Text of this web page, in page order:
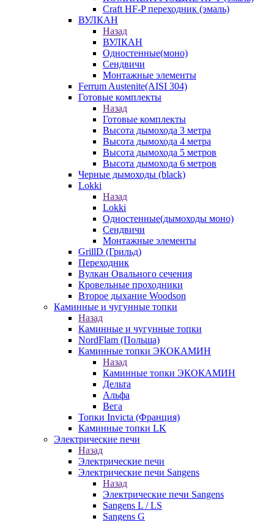
Craft HF-P переходник (эмаль)
ВУЛКАН
Назад
ВУЛКАН
Одностенные(моно)
Сендвичи
Монтажные элементы
Ferrum Austenite(AISI 304)
Готовые комплекты
Назад
Готовые комплекты
Высота дымохода 3 метра
Высота дымохода 4 метра
Высота дымохода 5 метров
Высота дымохода 6 метров
Черные дымоходы (black)
Lokki
Назад
Lokki
Одностенные(дымоходы моно)
Сендвичи
Монтажные элементы
GrillD (Грильд)
Переходник
Вулкан Овального сечения
Кровельные проходники
Второе дыхание Woodson
Каминные и чугунные топки
Назад
Каминные и чугунные топки
NordFlam (Польша)
Каминные топки ЭКОКАМИН
Назад
Каминные топки ЭКОКАМИН
Дельта
Альфа
Вега
Топки Invicta (Франция)
Каминные топки LK
Электрические печи
Назад
Электрические печи
Электрические печи Sangens
Назад
Электрические печи Sangens
Sangens L / LS
Sangens G